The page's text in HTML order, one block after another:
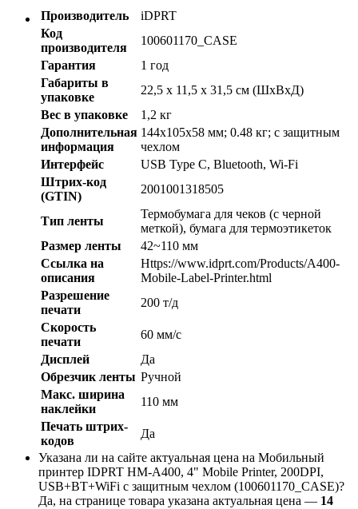
Производитель
iDPRT
Код
производителя
100601170_CASE
Гарантия
1 год
Габариты в
упаковке
22,5 x 11,5 x 31,5 см (ШхВхД)
Вес в упаковке
1,2 кг
Дополнительная
информация
144х105х58 мм; 0.48 кг; с защитным
чехлом
Интерфейс
USB Type C, Bluetooth, Wi-Fi
Штрих-код
(GTIN)
2001001318505
Тип ленты
Термобумага для чеков (с черной
меткой), бумага для термоэтикеток
Размер ленты
42~110 мм
Ссылка на
описания
Https://www.idprt.com/Products/A400-
Mobile-Label-Printer.html
Разрешение
печати
200 т/д
Скорость
печати
60 мм/с
Дисплей
Да
Обрезчик ленты Ручной
Макс. ширина
наклейки
110 мм
Печать штрих-
кодов
Да
Указана ли на сайте актуальная цена на Мобильный
принтер IDPRT HM-A400, 4" Mobile Printer, 200DPI,
USB+BT+WiFi с защитным чехлом (100601170_CASE)?
Да, на странице товара указана актуальная цена — 14